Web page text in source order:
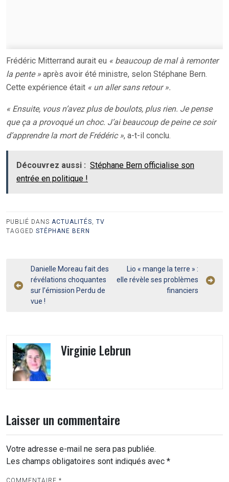
Frédéric Mitterrand aurait eu « beaucoup de mal à remonter
la pente » après avoir été ministre, selon Stéphane Bern.
Cette expérience était « un aller sans retour ».
« Ensuite, vous n’avez plus de boulots, plus rien. Je pense
que ça a provoqué un choc. J’ai beaucoup de peine ce soir
d’apprendre la mort de Frédéric », a-t-il conclu.
Découvrez aussi : Stéphane Bern officialise son
entrée en politique !
PUBLIÉ DANS ACTUALITÉS, TV
TAGGED STÉPHANE BERN
Navigation
de
l’article
Danielle Moreau fait des
révélations choquantes
sur l’émission Perdu de
vue !
Lio « mange la terre » :
elle révèle ses problèmes
financiers
Virginie Lebrun
Laisser un commentaire
Votre adresse e-mail ne sera pas publiée.
Les champs obligatoires sont indiqués avec *
COMMENTAIRE *